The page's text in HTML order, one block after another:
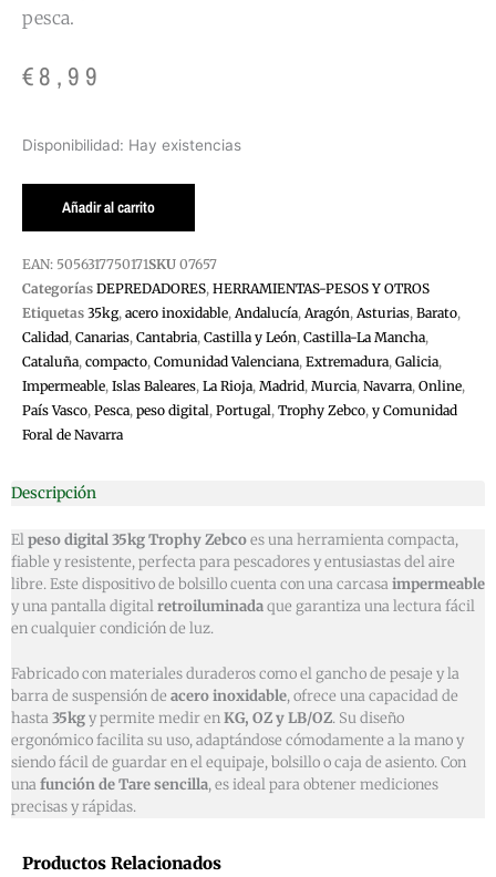
pesca.
€8,99
Disponibilidad: Hay existencias
PESO
TROPHY
cantidad
Añadir al carrito
EAN: 5056317750171SKU 07657
Categorías DEPREDADORES, HERRAMIENTAS-PESOS Y OTROS
Etiquetas 35kg, acero inoxidable, Andalucía, Aragón, Asturias, Barato,
Calidad, Canarias, Cantabria, Castilla y León, Castilla-La Mancha,
Cataluña, compacto, Comunidad Valenciana, Extremadura, Galicia,
Impermeable, Islas Baleares, La Rioja, Madrid, Murcia, Navarra, Online,
País Vasco, Pesca, peso digital, Portugal, Trophy Zebco, y Comunidad
Foral de Navarra
Descripción
Elpeso digital 35kg Trophy Zebcoes una herramienta compacta,
fiable y resistente, perfecta para pescadores y entusiastas del aire
libre. Este dispositivo de bolsillo cuenta con una carcasaimpermeable
y una pantalla digitalretroiluminadaque garantiza una lectura fácil
en cualquier condición de luz.
Fabricado con materiales duraderos como el gancho de pesaje y la
barra de suspensión de acero inoxidable, ofrece una capacidad de
hasta35kgy permite medir enKG, OZ y LB/OZ. Su diseño
ergonómico facilita su uso, adaptándose cómodamente a la mano y
siendo fácil de guardar en el equipaje, bolsillo o caja de asiento. Con
unafunción de Tare sencilla, es ideal para obtener mediciones
precisas y rápidas.
Productos Relacionados